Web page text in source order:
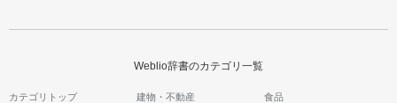
Weblio辞書のカテゴリ一覧
カテゴリトップ 建物・不動産 食品